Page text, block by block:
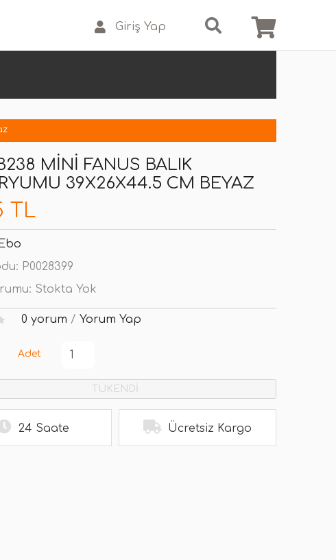
Giriş Yap
MINI FANUS BALIK
39X26X44.5 CM BEYAZ
TL
Ebo
P0028399
Stokta Yok
0 yorum / Yorum Yap
Adet
TÜKENDİ
24 Saate Ücretsiz Kargo